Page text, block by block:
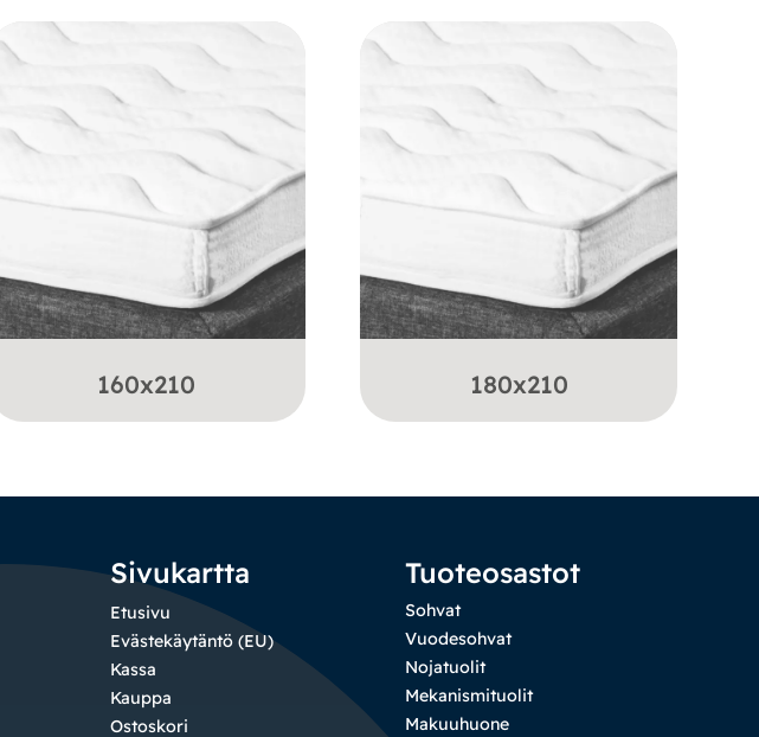
160x210 180x210
Sivukartta
Etusivu
Evästekäytäntö (EU)
Kassa
Kauppa
Ostoskori
Tuoteosastot
Sohvat
Vuodesohvat
Nojatuolit
Mekanismituolit
Makuuhuone